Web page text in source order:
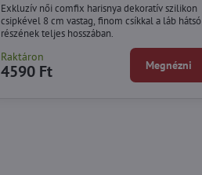
Exkluzív női comfix harisnya dekoratív szilikon
csipkével 8 cm vastag, finom csíkkal a láb hátsó
részének teljes hosszában.
Raktáron
4590 Ft Megnézni